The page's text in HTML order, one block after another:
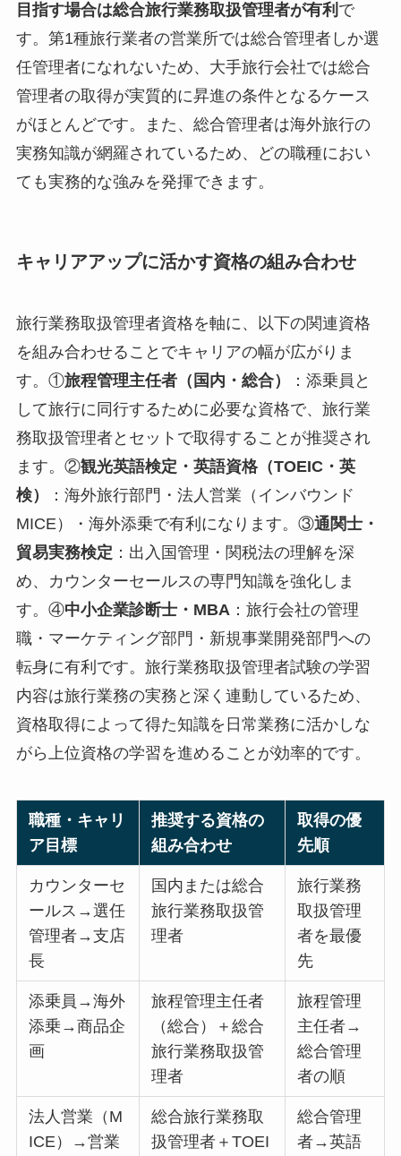
目指す場合は総合旅行業務取扱管理者が有利 で
す。第1種旅行業者の営業所では総合管理者しか選
任管理者になれないため、大手旅行会社では総合
管理者の取得が実質的に昇進の条件となるケース
がほとんどです。また、総合管理者は海外旅行の
実務知識が網羅されているため、どの職種におい
ても実務的な強みを発揮できます。
キャリアアップに活かす資格の組み合わせ
旅行業務取扱管理者資格を軸に、以下の関連資格
を組み合わせることでキャリアの幅が広がりま
す。①旅程管理主任者（国内・総合）
：添乗員と
して旅行に同行するために必要な資格で、旅行業
務取扱管理者とセットで取得することが推奨され
ます。②観光英語検定・英語資格（TOEIC・英
検）
：海外旅行部門・法人営業（インバウンド
MICE）・海外添乗で有利になります。③通関士・
貿易実務検定 ：出入国管理・関税法の理解を深
め、カウンターセールスの専門知識を強化しま
す。④中小企業診断士・MBA ：旅行会社の管理
職・マーケティング部門・新規事業開発部門への
転身に有利です。旅行業務取扱管理者試験の学習
内容は旅行業務の実務と深く連動しているため、
資格取得によって得た知識を日常業務に活かしな
がら上位資格の学習を進めることが効率的です。
職種・キャリ
ア目標
推奨する資格の
組み合わせ
取得の優
先順
カウンターセ
ールス→選任
管理者→支店
長
国内または総合
旅行業務取扱管
理者
旅行業務
取扱管理
者を最優
先
添乗員→海外
添乗→商品企
画
旅程管理主任者
（総合）＋総合
旅行業務取扱管
理者
旅程管理
主任者→
総合管理
者の順
法人営業（M
ICE）→営業
総合旅行業務取
扱管理者＋TOEI
総合管理
者→英語